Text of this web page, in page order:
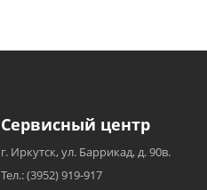
Сервисный центр
г. Иркутск, ул. Баррикад, д. 90в.
Тел.: (3952) 919-917